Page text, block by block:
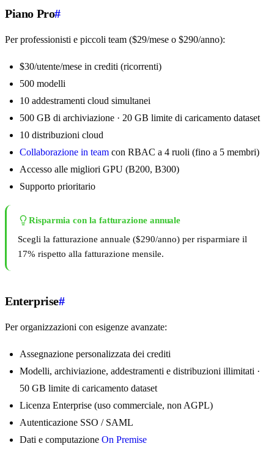
Piano Pro#
Per professionisti e piccoli team ($29/mese o $290/anno):
$30/utente/mese in crediti (ricorrenti)
500 modelli
10 addestramenti cloud simultanei
500 GB di archiviazione · 20 GB limite di caricamento dataset
10 distribuzioni cloud
Collaborazione in team con RBAC a 4 ruoli (fino a 5 membri)
Accesso alle migliori GPU (B200, B300)
Supporto prioritario
Risparmia con la fatturazione annuale
Scegli la fatturazione annuale ($290/anno) per risparmiare il
17% rispetto alla fatturazione mensile.
Enterprise#
Per organizzazioni con esigenze avanzate:
Assegnazione personalizzata dei crediti
Modelli, archiviazione, addestramenti e distribuzioni illimitati ·
50 GB limite di caricamento dataset
Licenza Enterprise (uso commerciale, non AGPL)
Autenticazione SSO / SAML
Dati e computazione On Premise